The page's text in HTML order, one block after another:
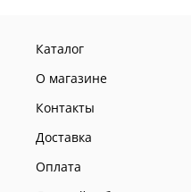
Каталог
О магазине
Контакты
Доставка
Оплата